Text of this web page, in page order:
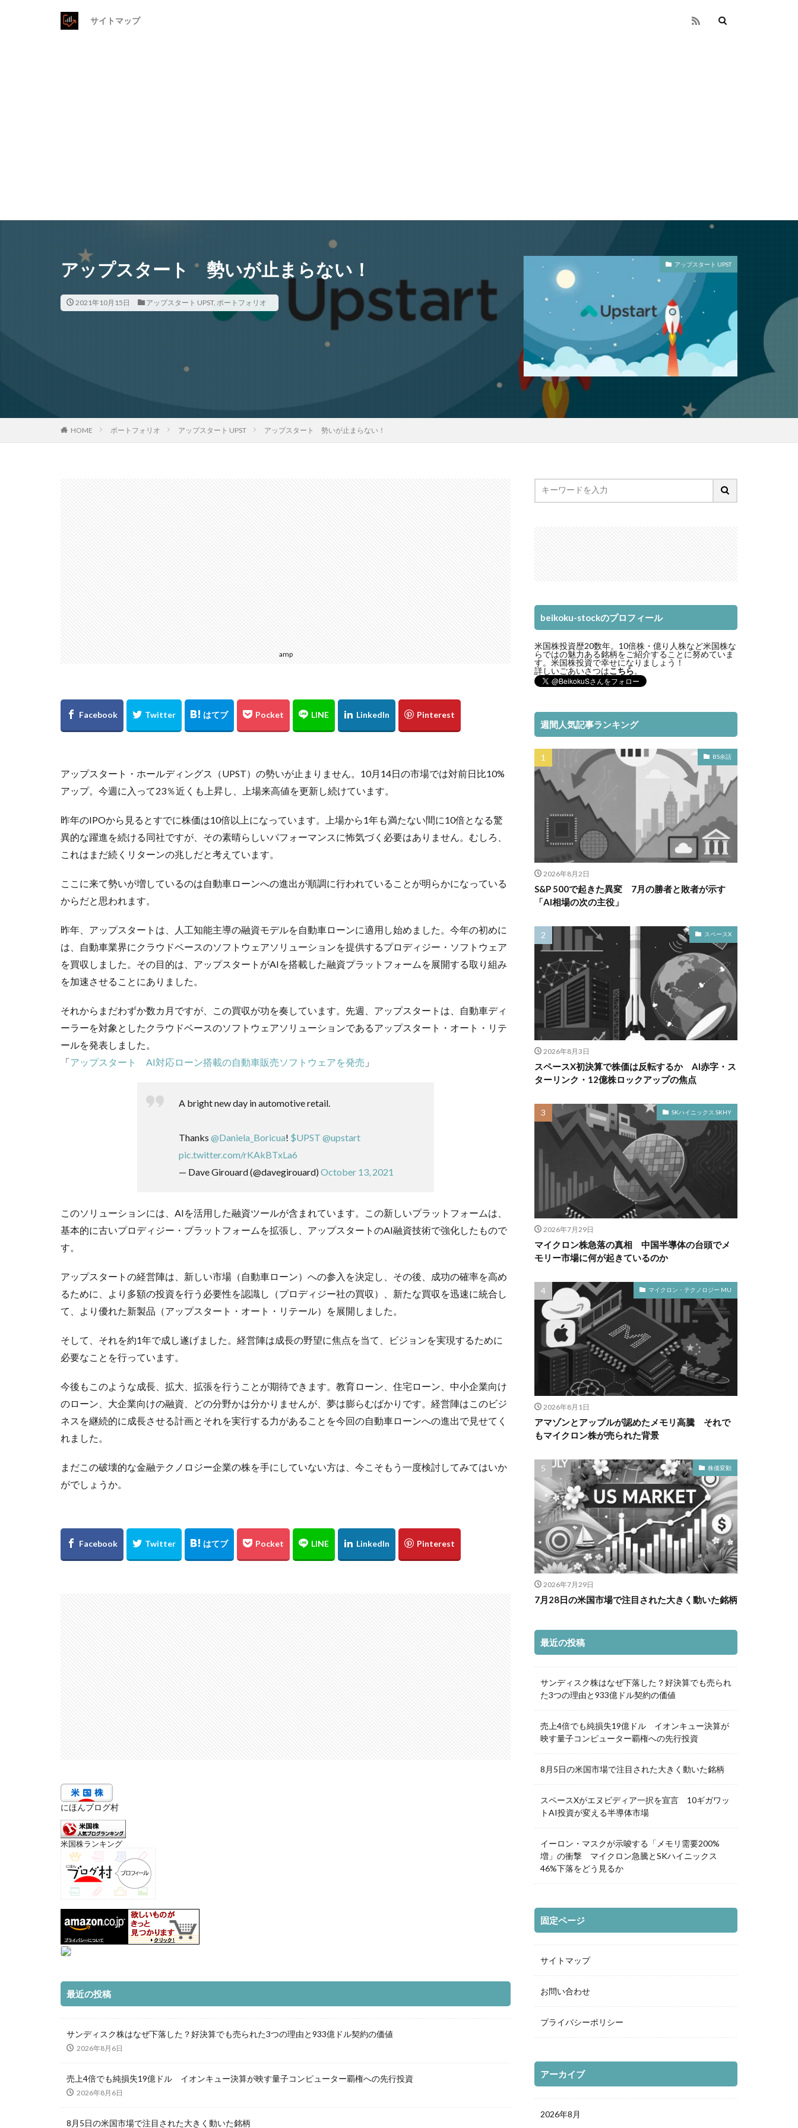
サイトマップ
アップスタート 勢いが止まらない！
2021年10月15日 アップスタート UPST, ポートフォリオ
アップスタート UPST
HOME ポートフォリオ アップスタート UPST アップスタート 勢いが止まらない！
amp
アップスタート・ホールディングス（UPST）の勢いが止まりません。10月14日の市場では対前日比10%
アップ。今週に入って23％近くも上昇し、上場来高値を更新し続けています。
昨年のIPOから見るとすでに株価は10倍以上になっています。上場から1年も満たない間に10倍となる驚
異的な躍進を続ける同社ですが、その素晴らしいパフォーマンスに怖気づく必要はありません。むしろ、
これはまだ続くリターンの兆しだと考えています。
ここに来て勢いが増しているのは自動車ローンへの進出が順調に行われていることが明らかになっている
からだと思われます。
昨年、アップスタートは、人工知能主導の融資モデルを自動車ローンに適用し始めました。今年の初めに
は、自動車業界にクラウドベースのソフトウェアソリューションを提供するプロディジー・ソフトウェア
を買収しました。その目的は、アップスタートがAIを搭載した融資プラットフォームを展開する取り組み
を加速させることにありました。
それからまだわずか数カ月ですが、この買収が功を奏しています。先週、アップスタートは、自動車ディ
ーラーを対象としたクラウドベースのソフトウェアソリューションであるアップスタート・オート・リテ
ールを発表しました。
「アップスタート AI対応ローン搭載の自動車販売ソフトウェアを発売 」
A bright new day in automotive retail.
Thanks @Daniela_Boricua! $UPST @upstart
pic.twitter.com/rKAkBTxLa6
— Dave Girouard (@davegirouard)October 13, 2021
このソリューションには、AIを活用した融資ツールが含まれています。この新しいプラットフォームは、
基本的に古いプロディジー・プラットフォームを拡張し、アップスタートのAI融資技術で強化したもので
す。
アップスタートの経営陣は、新しい市場（自動車ローン）への参入を決定し、その後、成功の確率を高め
るために、より多額の投資を行う必要性を認識し（プロディジー社の買収）、新たな買収を迅速に統合し
て、より優れた新製品（アップスタート・オート・リテール）を展開しました。
そして、それを約1年で成し遂げました。経営陣は成長の野望に焦点を当て、ビジョンを実現するために
必要なことを行っています。
今後もこのような成長、拡大、拡張を行うことが期待できます。教育ローン、住宅ローン、中小企業向け
のローン、大企業向けの融資、どの分野かは分かりませんが、夢は膨らむばかりです。経営陣はこのビジ
ネスを継続的に成長させる計画とそれを実行する力があることを今回の自動車ローンへの進出で見せてく
れました。
まだこの破壊的な金融テクノロジー企業の株を手にしていない方は、今こそもう一度検討してみてはいか
がでしょうか。
にほんブログ村
米国株ランキング
最近の投稿
サンディスク株はなぜ下落した？好決算でも売られた3つの理由と933億ドル契約の価値
2026年8月6日
売上4倍でも純損失19億ドル イオンキュー決算が映す量子コンピューター覇権への先行投資
2026年8月6日
8月5日の米国市場で注目された大きく動いた銘柄
beikoku-stockのプロフィール
米国株投資歴20数年。10倍株・億り人株など米国株な
らではの魅力ある銘柄をご紹介することに努めていま
す。米国株投資で幸せになりましょう！
詳しいごあいさつはこちら。
週間人気記事ランキング
BS余話
2026年8月2日
S&P 500で起きた異変 7月の勝者と敗者が示す
「AI相場の次の主役」
スペースX
2026年8月3日
スペースX初決算で株価は反転するか AI赤字・ス
ターリンク・12億株ロックアップの焦点
SKハイニックス SKHY
2026年7月29日
マイクロン株急落の真相 中国半導体の台頭でメ
モリー市場に何が起きているのか
マイクロン・テクノロジー MU
2026年8月1日
アマゾンとアップルが認めたメモリ高騰 それで
もマイクロン株が売られた背景
株価変動
2026年7月29日
7月28日の米国市場で注目された大きく動いた銘柄
最近の投稿
サンディスク株はなぜ下落した？好決算でも売られ
た3つの理由と933億ドル契約の価値
売上4倍でも純損失19億ドル イオンキュー決算が
映す量子コンピューター覇権への先行投資
8月5日の米国市場で注目された大きく動いた銘柄
スペースXがエヌビディア一択を宣言 10ギガワッ
トAI投資が変える半導体市場
イーロン・マスクが示唆する「メモリ需要200%
増」の衝撃 マイクロン急騰とSKハイニックス
46%下落をどう見るか
固定ページ
サイトマップ
お問い合わせ
プライバシーポリシー
アーカイブ
2026年8月